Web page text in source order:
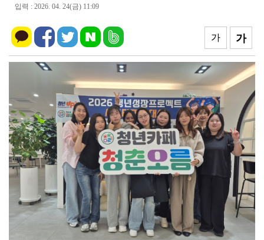
전남광주특별시 '폭염 비상', 온열질환 고위험군 특별 …
(재)전라남도청소년미래재단, 아동·청소년 범죄예방 캠페…
영암 가뭄 '비상'… 서삼석 농해수위원장, 현장 점검
광양시 광영도서관, "AI 작가" 길 위의 인문학
입력 : 2026. 04. 24(금) 11:09
가
가